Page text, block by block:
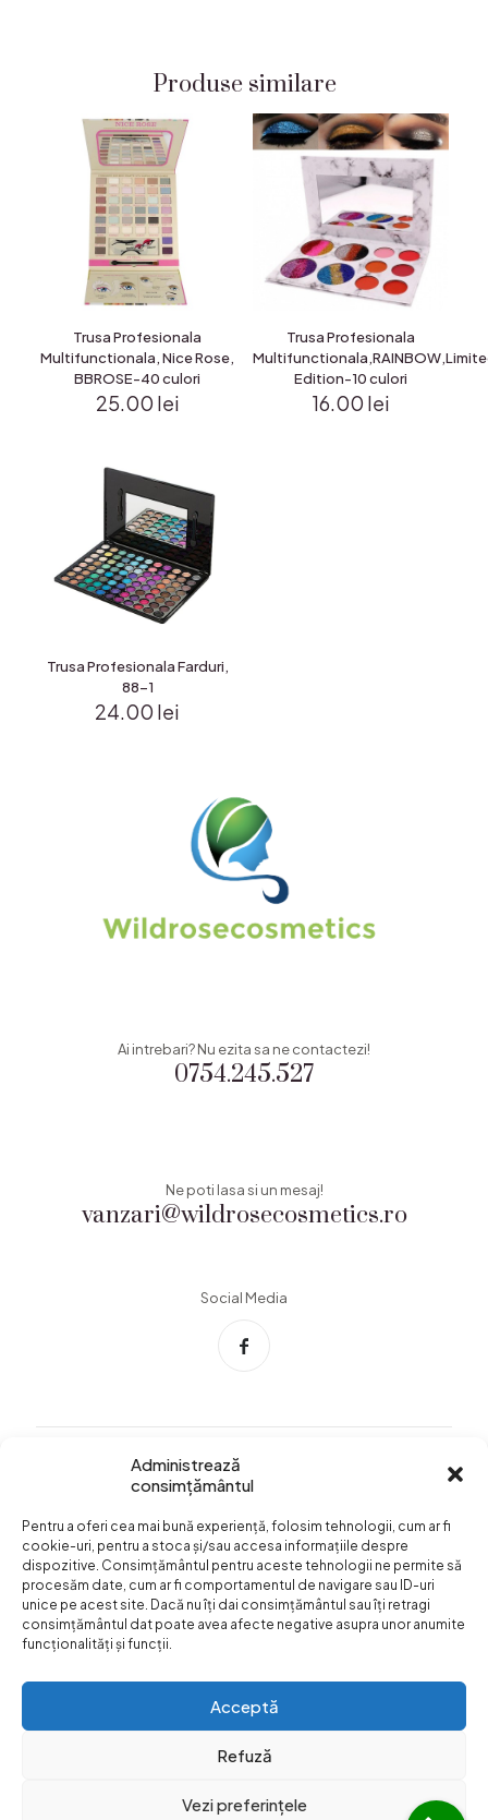
Administrează
consimțământul
Pentru a oferi cea mai bună experiență, folosim tehnologii, cum ar fi
cookie-uri, pentru a stoca și/sau accesa informațiile despre
dispozitive. Consimțământul pentru aceste tehnologii ne permite să
procesăm date, cum ar fi comportamentul de navigare sau ID-uri
unice pe acest site. Dacă nu îți dai consimțământul sau îți retragi
consimțământul dat poate avea afecte negative asupra unor anumite
funcționalități și funcții.
Acceptă
Refuză
Vezi preferințele
Produse similare
Trusa Profesionala
Multifunctionala, Nice Rose,
BBROSE-40 culori
25.00 lei
Trusa Profesionala
Edition-10 culori
16.00 lei
Trusa Profesionala Farduri,
88-1
24.00 lei
0754.245.527
Ai intrebari? Nu ezita sa ne contactezi!
vanzari@wildrosecosmetics.ro
Ne poti lasa si un mesaj!
Social Media
Termeni si conditii
Confidentialitatea
datelor
Livrare si plata
Formular retur